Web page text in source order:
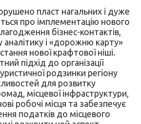
пласт нагальних і дуже
про імплементацію нового
бізнес-контактів,
аналітику і «дорожню карту»
нової крафтової ніші.
підхід до організації
родзинки регіону
для розвитку
місцевої інфраструктури,
робочі місця та забезпечує
податків до місцевого